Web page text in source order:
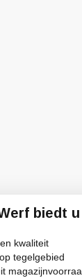
biedt u
kwaliteit
tegelgebied